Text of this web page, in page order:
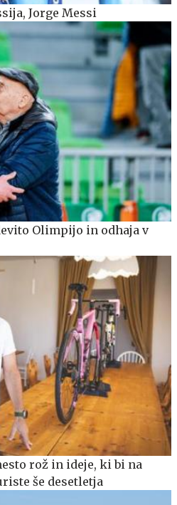
Jorge Messi
Olimpijo in odhaja v
rož in ideje, ki bi na
še desetletja